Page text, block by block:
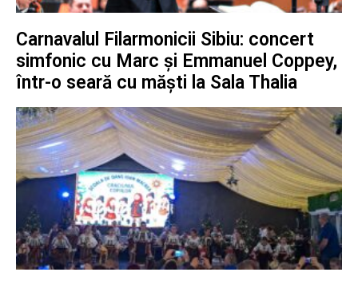
Carnavalul Filarmonicii Sibiu: concert
simfonic cu Marc și Emmanuel Coppey,
într-o seară cu măști la Sala Thalia